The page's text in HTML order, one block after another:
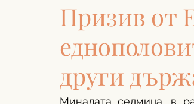
Призив от
други
Миналата седмица, в